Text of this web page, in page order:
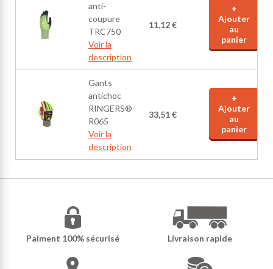
anti-
coupure
TRC750
Voir la
description
11,12 €
+
Ajouter
au
panier
Gants
antichoc
RINGERS®
R065
Voir la
description
33,51 €
+
Ajouter
au
panier
Paiment 100% sécurisé Livraison rapide